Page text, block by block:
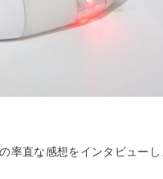
率直な感想をインタビュー